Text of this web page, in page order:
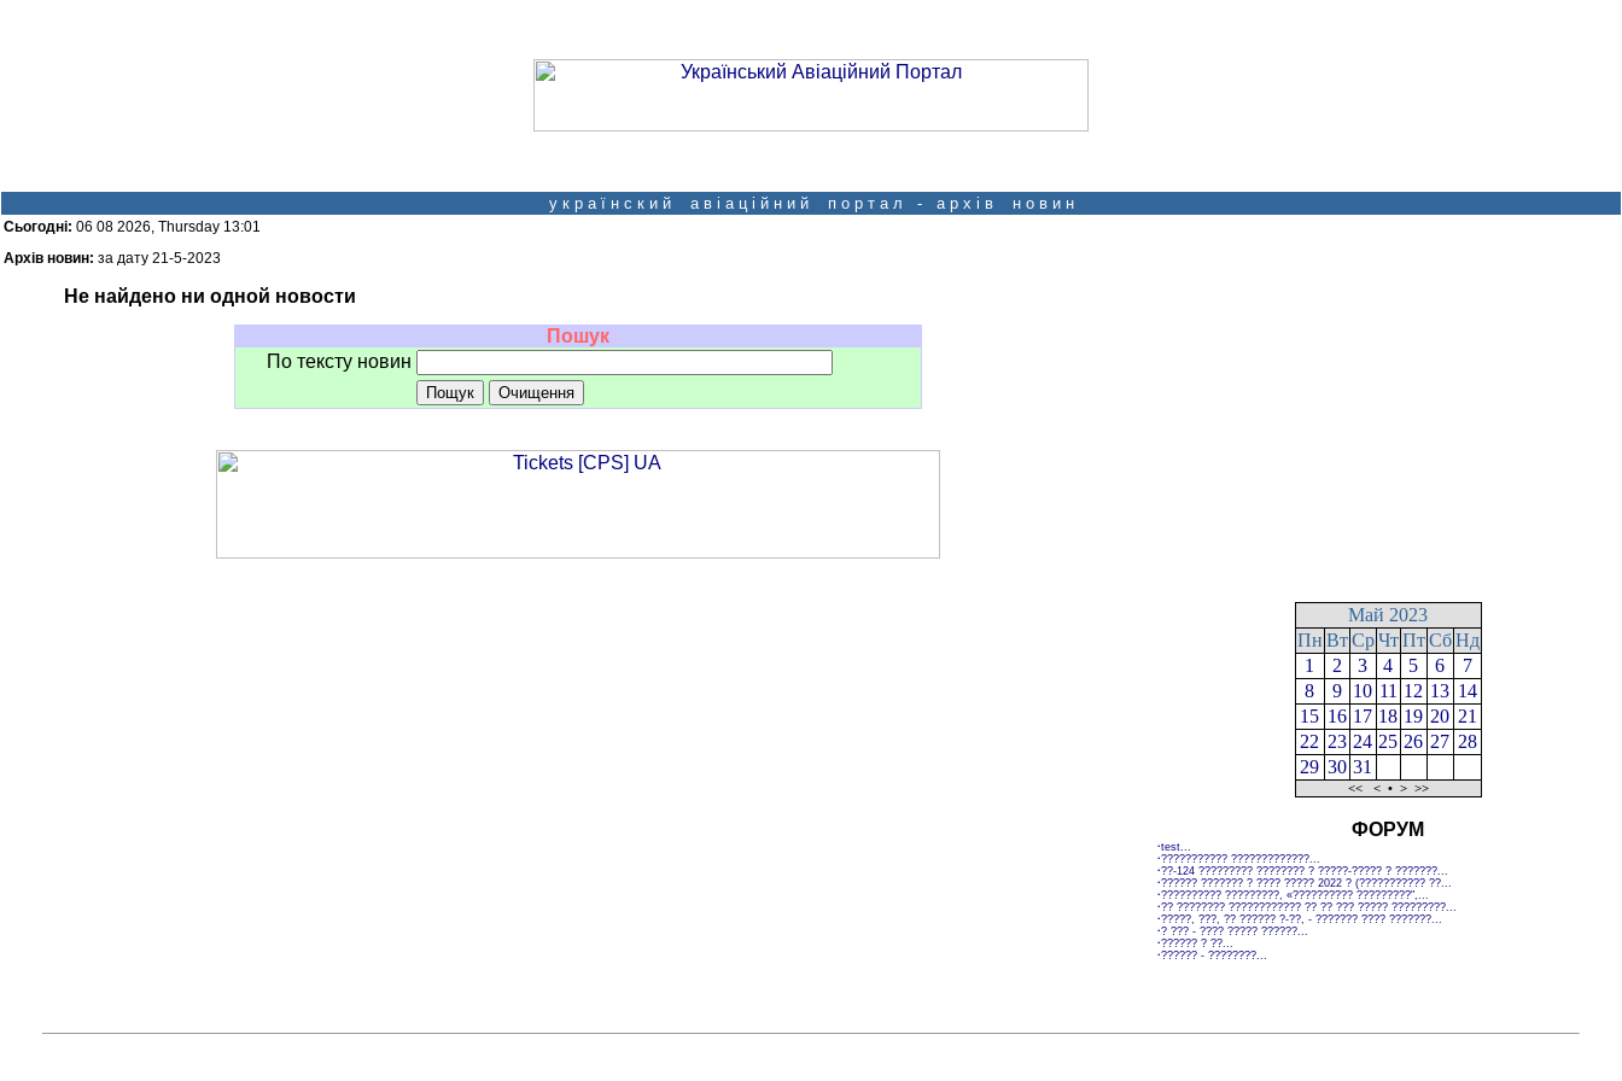
у к р а ї н с к и й а в і а ц і й н и й п о р т а л - а р х і в н о в и н
Сьогодні: 06 08 2026, Thursday 13:01
Архів новин: за дату 21-5-2023
Не найдено ни одной новости
Пошук
По тексту новин
Май 2023
Пн Вт Ср Чт Пт Сб Нд
1
2 3 4 5 6
7
8
9 10 11 12 13 14
15 16 17 18 19 20 21
22 23 24 25 26 27 28
29 30 31
<< < • > >>
ФОРУМ
·test...
·??????????? ?????????????...
·??-124 ????????? ???????? ? ?????-????? ? ???????...
·?????? ??????? ? ???? ????? 2022 ? (??????????? ??...
·?????????? ?????????, «?????????? ?????????",...
·?? ???????? ???????????? ?? ?? ??? ????? ?????????...
·?????, ???, ?? ?????? ?-??, - ??????? ???? ???????...
·? ??? - ???? ????? ??????...
·?????? ? ??...
·?????? - ????????...